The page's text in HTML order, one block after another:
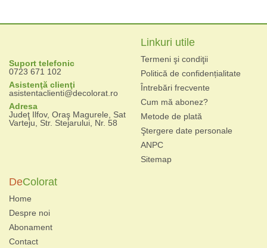
Suport telefonic
0723 671 102
Asistenţă clienţi
asistentaclienti@decolorat.ro
Adresa
Judeţ Ilfov, Oraş Magurele, Sat
Varteju, Str. Stejarului, Nr. 58
Linkuri utile
Termeni şi condiţii
Politică de confidențialitate
Întrebări frecvente
Cum mă abonez?
Metode de plată
Ştergere date personale
ANPC
Sitemap
DeColorat
Home
Despre noi
Abonament
Contact